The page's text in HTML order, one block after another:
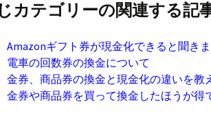
カテゴリーの関連する記
Amazonギフト券が現金化できると聞きま
電車の回数券の換金について
金券、商品券の換金と現金化の違いを教
金券や商品券を買って換金したほうが得